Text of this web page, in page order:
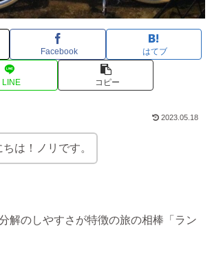
Facebook はてブ
LINE コピー
2023.05.18
ちは！ノリです。
解のしやすさが特徴の旅の相棒「ラン